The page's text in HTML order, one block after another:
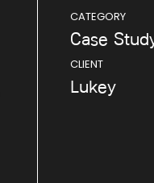
CATEGORY
Case
CLIENT
Lukey